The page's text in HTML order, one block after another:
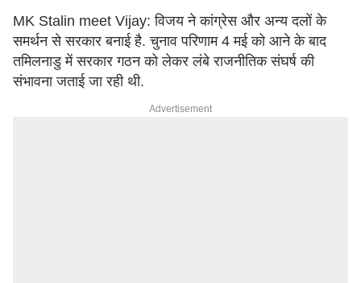
MK Stalin meet Vijay: विजय ने कांग्रेस और अन्य दलों के
समर्थन से सरकार बनाई है. चुनाव परिणाम 4 मई को आने के बाद
तमिलनाडु में सरकार गठन को लेकर लंबे राजनीतिक संघर्ष की
संभावना जताई जा रही थी.
Advertisement